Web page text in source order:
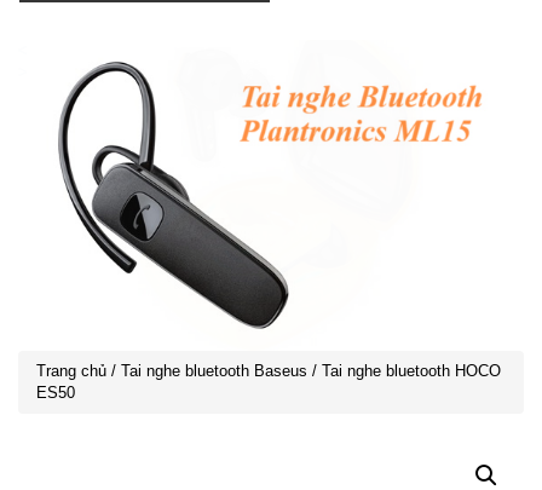
Trang chủ / Tai nghe bluetooth Baseus / Tai nghe bluetooth HOCO
ES50